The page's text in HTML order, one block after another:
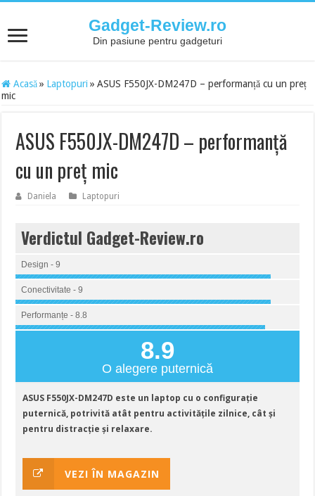
Gadget-Review.ro
Din pasiune pentru gadgeturi
Acasă » Laptopuri » ASUS F550JX-DM247D – performanță cu un preț
mic
ASUS F550JX-DM247D – performanță
cu un preț mic
Daniela Laptopuri
Verdictul Gadget-Review.ro
Design - 9
Conectivitate - 9
Performanțe - 8.8
8.9
O alegere puternică
ASUS F550JX-DM247D este un laptop cu o configurație
puternică, potrivită atât pentru activitățile zilnice, cât și
pentru distracție și relaxare.
VEZI ÎN MAGAZIN